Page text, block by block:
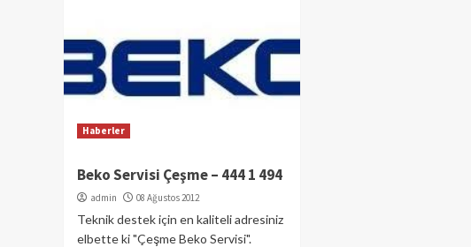
Haberler
Beko Servisi Çeşme – 444 1 494
admin 08 Ağustos 2012
Teknik destek için en kaliteli adresiniz
elbette ki "Çeşme Beko Servisi".